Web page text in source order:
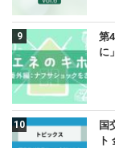
第
に」
国
ト